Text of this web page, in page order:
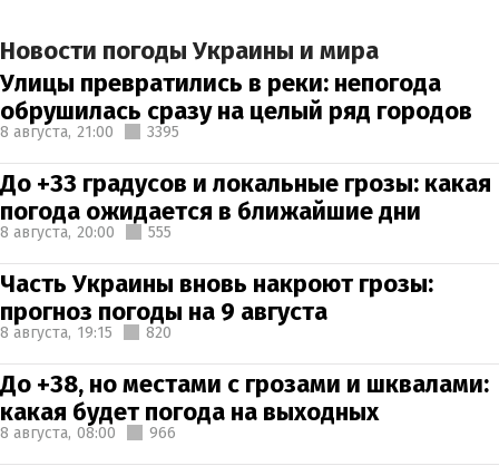
Новости погоды Украины и мира
Улицы превратились в реки: непогода
обрушилась сразу на целый ряд городов
8 августа, 21:00 3395
До +33 градусов и локальные грозы: какая
погода ожидается в ближайшие дни
8 августа, 20:00 555
Часть Украины вновь накроют грозы:
прогноз погоды на 9 августа
8 августа, 19:15 820
До +38, но местами с грозами и шквалами:
какая будет погода на выходных
8 августа, 08:00 966